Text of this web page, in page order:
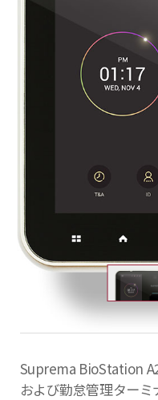
Suprema BioStation
および勤怠管理ター